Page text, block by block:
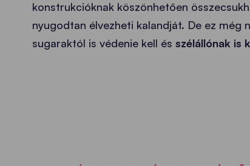
konstrukcióknak köszönhetően
nyugodtan élvezheti kalandját. De ez még
sugaraktól is védenie kell és szélállónak is